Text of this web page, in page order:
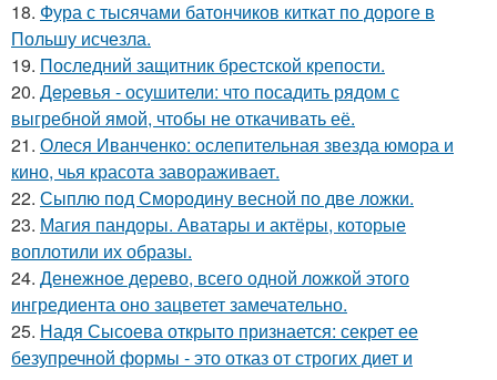
18. Фура с тысячами батончиков киткат по дороге в
Польшу исчезла.
19. Последний защитник брестской крепости.
20. Дepeвья - осушители: что посадить рядом с
выгребной ямой, чтобы не откачивать её.
21. Олеся Иванченко: ослепительная звезда юмора и
кино, чья красота завораживает.
22. Сыплю под Смородину весной по две ложки.
23. Магия пандоры. Аватары и актёры, которые
воплотили их образы.
24. Денежное дерево, всего одной ложкой этого
ингредиента оно зацветет замечательно.
25. Надя Сысоева открыто признается: секрет ее
безупречной формы - это отказ от строгих диет и